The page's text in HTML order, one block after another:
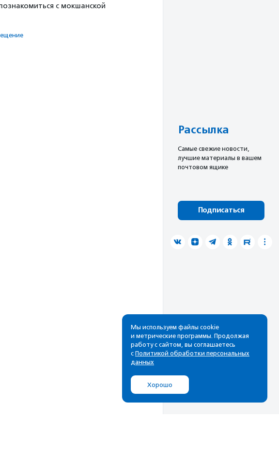
с мокшанской
Рассылка
Cамые свежие новости,
лучшие материалы в вашем
почтовом ящике
Подписаться
Мы используем файлы cookie
и метрические программы. Продолжая
работу с сайтом, вы соглашаетесь
с Политикой обработки персональных
данных
Хорошо